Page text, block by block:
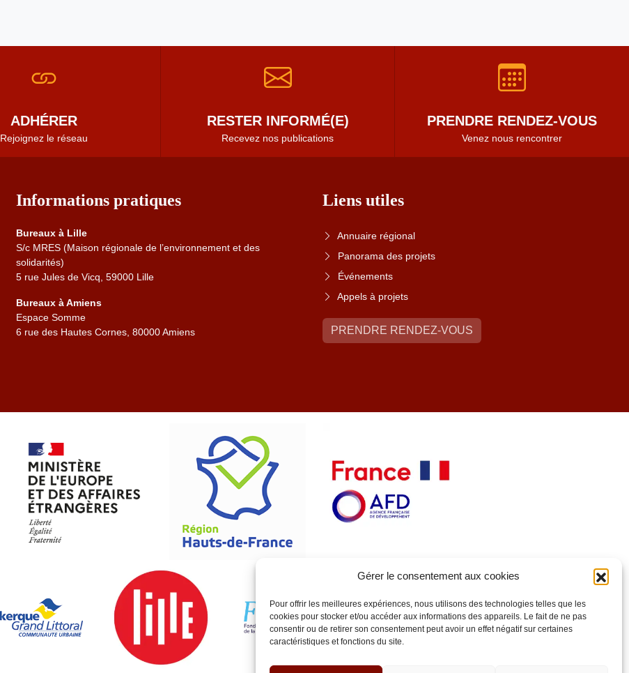
Gérer le consentement aux cookies
Pour offrir les meilleures expériences, nous utilisons des technologies telles que les
cookies pour stocker et/ou accéder aux informations des appareils. Le fait de ne pas
consentir ou de retirer son consentement peut avoir un effet négatif sur certaines
caractéristiques et fonctions du site.
ADHÉRER
Rejoignez le réseau
RESTER INFORMÉ(E)
Recevez nos publications
PRENDRE RENDEZ-VOUS
Venez nous rencontrer
Informations pratiques
Bureaux à Lille
S/c MRES (Maison régionale de l’environnement et des
solidarités)
5 rue Jules de Vicq, 59000 Lille
Bureaux à Amiens
Espace Somme
6 rue des Hautes Cornes, 80000 Amiens
Liens utiles
Annuaire régional
Panorama des projets
Événements
Appels à projets
PRENDRE RENDEZ-VOUS